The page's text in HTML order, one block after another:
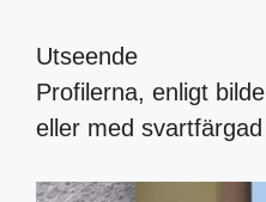
Utseende
Profilerna, enligt
eller med